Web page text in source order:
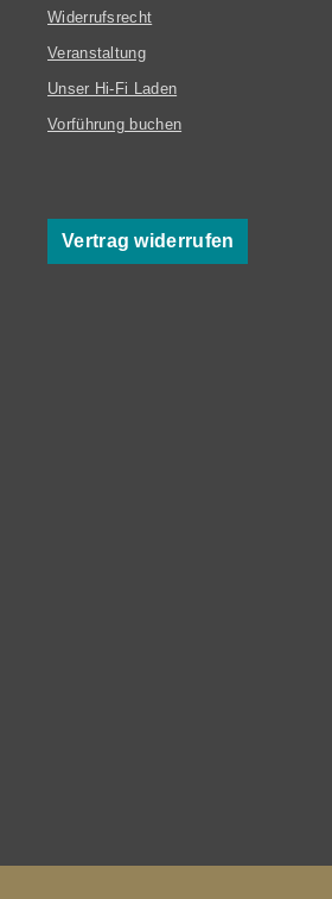
Widerrufsrecht
Veranstaltung
Unser Hi-Fi Laden
Vorführung buchen
Vertrag widerrufen